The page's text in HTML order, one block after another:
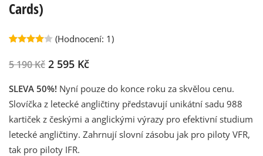
Cards)
4.00z 5
na
hodnocení
(Hodnocení: 1)
5 190Kč 2 595 Kč
SLEVA 50%! Nyní pouze do konce roku za skvělou cenu.
Slovíčka z letecké angličtiny představují unikátní sadu 988
kartiček z českými a anglickými výrazy pro efektivní studium
letecké angličtiny. Zahrnují slovní zásobu jak pro piloty VFR,
tak pro piloty IFR.